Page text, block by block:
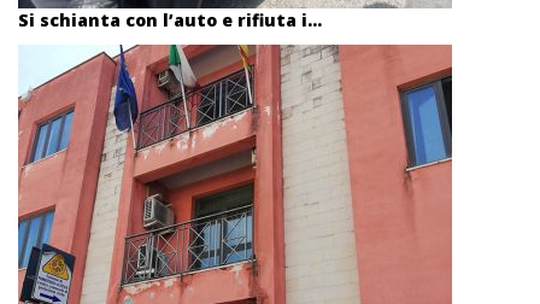
Si schianta con l’auto e rifiuta i...